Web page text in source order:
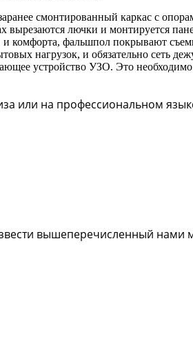
смонтированный каркас с
лючки и монтируется
и комфорта, фальшпол покрывают
нагрузок, и обязательно сеть
устройство УЗО. Это необходимо
или на профессиональном
вышеперечисленный нами